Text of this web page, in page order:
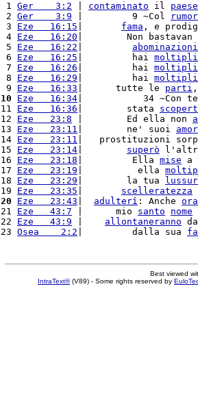
1 Ger    3:2 contaminato il paese
2 Ger    3:9 |         9 ~Col
3 Eze   16:15 fama , e
4 Eze   16:20 |        Non bastavan
5 Eze   16:22 abominazioni
6 Eze   16:25 |         hai
7 Eze   16:26 |         hai
8 Eze   16:29 |         hai
9 Eze   16:33 |      tutte le parti
10
Eze   16:34 |           34 ~Con
11 Eze   16:36 |        stata
12 Eze   23:8 |        Ed ella non
13 Eze   23:11 |        ne' suoi
14 Eze   23:11 |   prostituzioni
15 Eze   23:14 superò
16 Eze   23:18 |         Ella mise a
17 Eze   23:19 |          ella
18 Eze   23:29 |        la tua
19 Eze   23:35 scelleratezza
20
Eze   23:43 adulterî : Anche ora
21 Eze   43:7 |      mio santo nome
22 Eze   43:9 allontaneranno
23 Osea    2:2 |         dalla sua
Best viewed
IntraText®(V89) - Some rights reserved by